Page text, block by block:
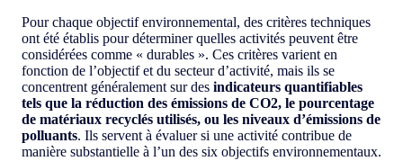
Pour chaque objectif environnemental, des critères techniques
ont été établis pour déterminer quelles activités peuvent être
considérées comme « durables ». Ces critères varient en
fonction de l’objectif et du secteur d’activité, mais ils se
concentrent généralement sur des indicateurs quantifiables
tels que la réduction des émissions de CO2, le pourcentage
de matériaux recyclés utilisés, ou les niveaux d’émissions de
polluants. Ils servent à évaluer si une activité contribue de
manière substantielle à l’un des six objectifs environnementaux.